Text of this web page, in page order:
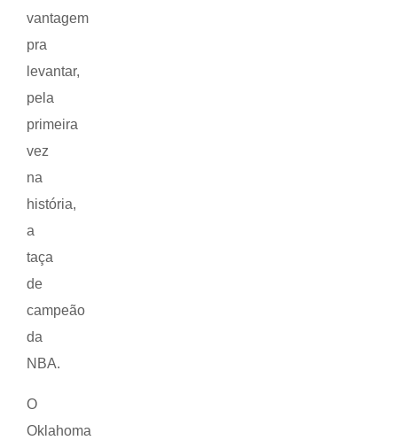
vantagem
pra
levantar,
pela
primeira
vez
na
história,
a
taça
de
campeão
da
NBA.
O
Oklahoma